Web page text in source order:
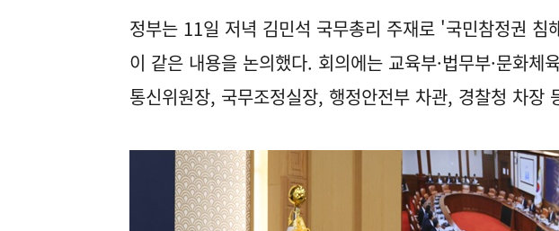
정부는 11일 저녁 김민석 국무총리 주재로 '국민참정권 침
이 같은 내용을 논의했다. 회의에는 교육부·법무부·문화체
통신위원장, 국무조정실장, 행정안전부 차관, 경찰청 차장